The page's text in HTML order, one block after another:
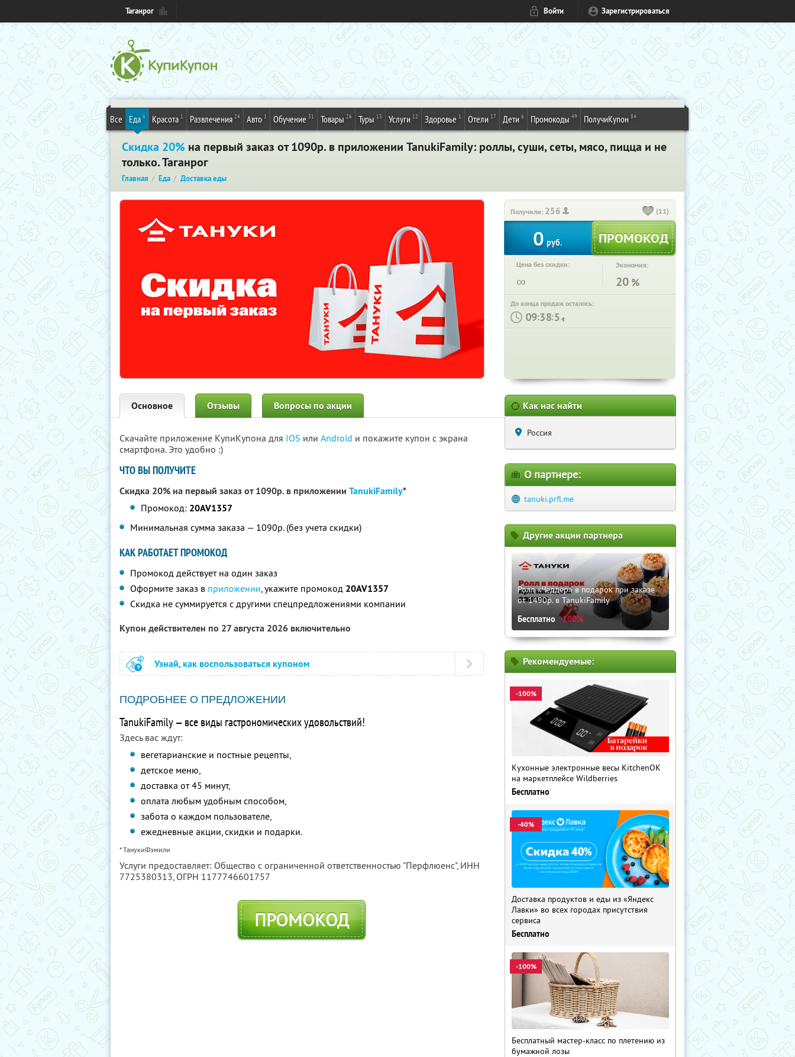
Таганрог Войти Зарегистрироваться
Все Еда 6 Красота 1 Развлечения 24 Авто 1 Обучение 31 Товары 26 Туры 13 Услуги 12 Здоровье 1 Отели 17 Дети 6 Промокоды 49 ПолучиКупон 84
Скидка 20% на первый заказ от 1090р. в приложении TanukiFamily: роллы, суши, сеты, мясо, пицца и не
только. Таганрог
Главная Еда Доставка еды
Получили: 256 (11)
0 руб.
Цена без скидки:
∞
Экономия:
20 %
До конца продаж осталось:
: :
Основное Отзывы Вопросы по акции
Скачайте приложение КупиКупона для IOS или Android и покажите купон с экрана
смартфона. Это удобно :)
ЧТО ВЫ ПОЛУЧИТЕ
Скидка 20% на первый заказ от 1090р. в приложении TanukiFamily*
Промокод: 20AV1357
Минимальная сумма заказа — 1090р. (без учета скидки)
КАК РАБОТАЕТ ПРОМОКОД
Промокод действует на один заказ
Оформите заказ в приложении, укажите промокод 20AV1357
Скидка не суммируется с другими спецпредложениями компании
Купон действителен по 27 августа 2026 включительно
Узнай, как воспользоваться купоном
ПОДРОБНЕЕ О ПРЕДЛОЖЕНИИ
TanukiFamily — все виды гастрономических удовольствий!
Здесь вас ждут:
вегетарианские и постные рецепты,
детское меню,
доставка от 45 минут,
оплата любым удобным способом,
забота о каждом пользователе,
ежедневные акции, скидки и подарки.
* ТанукиФэмили
Услуги предоставляет: Общество с ограниченной ответственностью "Перфлюенс", ИНН
7725380313, ОГРН 1177746601757
ПРОМОКОД
Как нас найти
Россия
О партнере:
tanuki.prfl.me
Другие акции партнера
Ролл «Чеддер» в подарок при заказе
от 1490р. в TanukiFamily
Бесплатно -100%
Рекомендуемые:
-100%
Кухонные электронные весы KitchenOK
на маркетплейсе Wildberries
Бесплатно
-40%
Доставка продуктов и еды из «Яндекс
Лавки» во всех городах присутствия
сервиса
Бесплатно
-100%
Бесплатный мастер-класс по плетению из
бумажной лозы